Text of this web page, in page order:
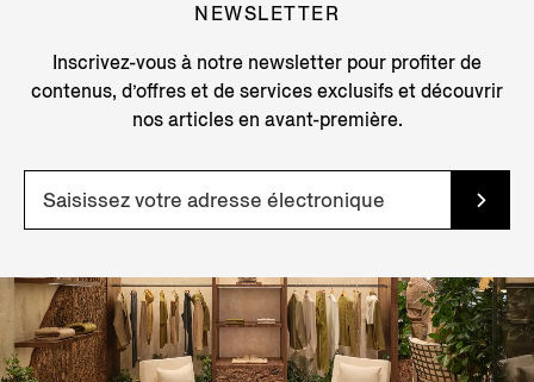
NEWSLETTER
Inscrivez-vous à notre newsletter pour profiter de
contenus, d’offres et de services exclusifs et découvrir
nos articles en avant-première.